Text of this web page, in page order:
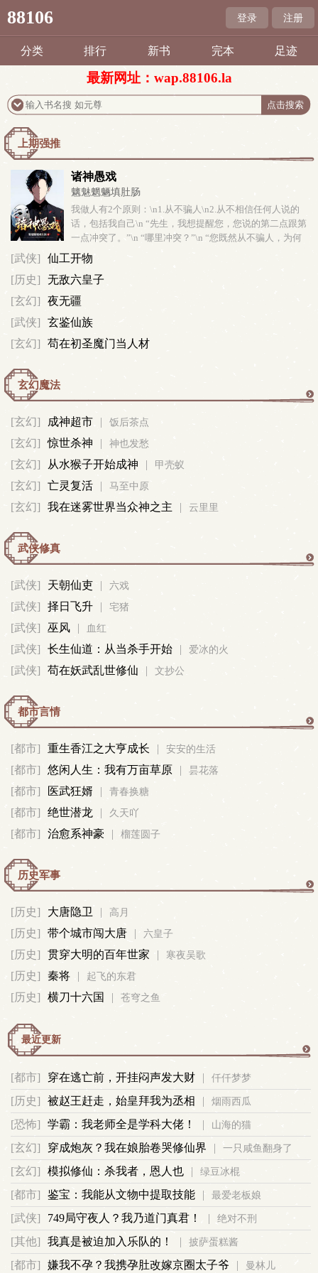
88106 登录 注册
分类 排行 新书 完本 足迹
最新网址：wap.88106.la
上期强推
诸神愚戏
魑魅魍魉填肚肠
我做人有2个原则：\n1.从不骗人\n2.从不相信任何人说的
话，包括我自己\n “先生，我想提醒您，您说的第二点跟第
一点冲突了。”\n “哪里冲突？”\n “您既然从不骗人，为何
不相信自己说的话呢？”\n “哦，抱歉，...
[武侠]
仙工开物
[历史]
无敌六皇子
[玄幻]
夜无疆
[武侠]
玄鉴仙族
[玄幻]
苟在初圣魔门当人材
玄幻魔法
[玄幻] 成神超市 | 饭后茶点
[玄幻] 惊世杀神 | 神也发愁
[玄幻] 从水猴子开始成神 | 甲壳蚁
[玄幻] 亡灵复活 | 马至中原
[玄幻] 我在迷雾世界当众神之主 | 云里里
武侠修真
[武侠] 天朝仙吏 | 六戏
[武侠] 择日飞升 | 宅猪
[武侠] 巫风 | 血红
[武侠] 长生仙道：从当杀手开始 | 爱冰的火
[武侠] 苟在妖武乱世修仙 | 文抄公
都市言情
[都市] 重生香江之大亨成长 | 安安的生活
[都市] 悠闲人生：我有万亩草原 | 昙花落
[都市] 医武狂婿 | 青春换糖
[都市] 绝世潜龙 | 久天吖
[都市] 治愈系神豪 | 榴莲圆子
历史军事
[历史] 大唐隐卫 | 高月
[历史] 带个城市闯大唐 | 六皇子
[历史] 贯穿大明的百年世家 | 寒夜吴歌
[历史] 秦将 | 起飞的东君
[历史] 横刀十六国 | 苍穹之鱼
最近更新
[都市] 穿在逃亡前，开挂闷声发大财 | 仟仟梦梦
[历史] 被赵王赶走，始皇拜我为丞相 | 烟雨西瓜
[恐怖] 学霸：我老师全是学科大佬！ | 山海的猫
[玄幻] 穿成炮灰？我在娘胎卷哭修仙界 | 一只咸鱼翻身了
[玄幻] 模拟修仙：杀我者，恩人也 | 绿豆冰棍
[都市] 鉴宝：我能从文物中提取技能 | 最爱老板娘
[武侠] 749局守夜人？我乃道门真君！ | 绝对不刑
[其他] 我真是被迫加入乐队的！ | 披萨蛋糕酱
[都市] 嫌我不孕？我携孕肚改嫁京圈太子爷 | 曼林儿